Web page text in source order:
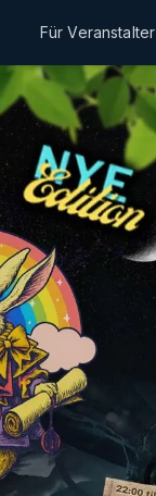
Für Veranstalter